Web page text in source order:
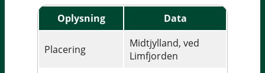
Oplysning Data
Placering
Midtjylland, ved
Limfjorden